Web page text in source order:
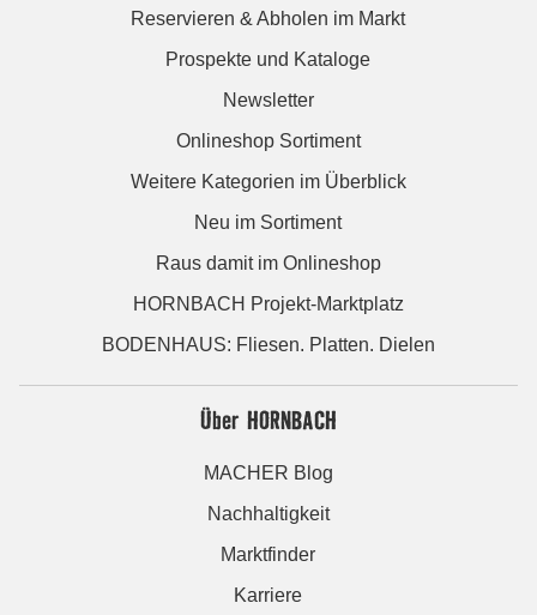
Reservieren & Abholen im Markt
Prospekte und Kataloge
Newsletter
Onlineshop Sortiment
Weitere Kategorien im Überblick
Neu im Sortiment
Raus damit im Onlineshop
HORNBACH Projekt-Marktplatz
BODENHAUS: Fliesen. Platten. Dielen
Über HORNBACH
MACHER Blog
Nachhaltigkeit
Marktfinder
Karriere